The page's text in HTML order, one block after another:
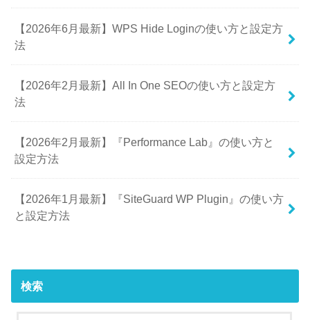
【2026年6月最新】WPS Hide Loginの使い方と設定方
法
【2026年2月最新】All In One SEOの使い方と設定方
法
【2026年2月最新】『Performance Lab』の使い方と
設定方法
【2026年1月最新】『SiteGuard WP Plugin』の使い方
と設定方法
検索